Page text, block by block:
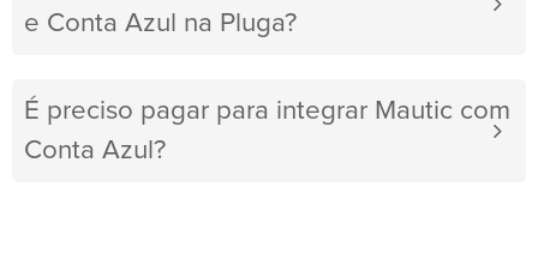
e Conta Azul na Pluga?
É preciso pagar para integrar Mautic com
Conta Azul?